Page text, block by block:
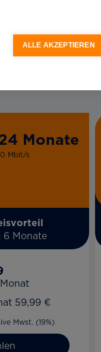
Monate
Mbit/s
6 Monate
59,99 €
Mwst. (19%)
ALLE AKZEPTIEREN